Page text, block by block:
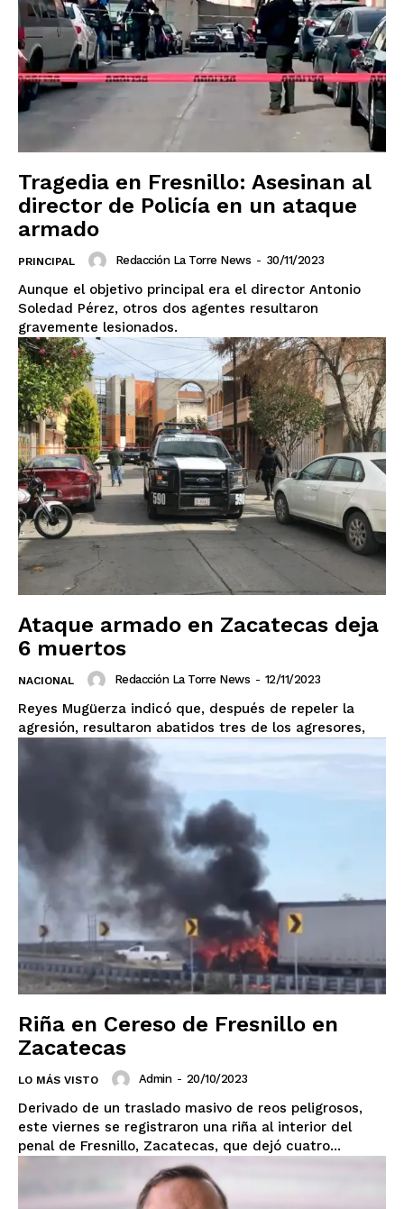
El Suplemento
Estados
Tragedia en Fresnillo: Asesinan al
director de Policía en un ataque
armado
PRINCIPAL Redacción La Torre News - 30/11/2023
Aunque el objetivo principal era el director Antonio
Soledad Pérez, otros dos agentes resultaron
gravemente lesionados.
Ataque armado en Zacatecas deja
6 muertos
NACIONAL Redacción La Torre News - 12/11/2023
Reyes Mugüerza indicó que, después de repeler la
agresión, resultaron abatidos tres de los agresores,
Riña en Cereso de Fresnillo en
Zacatecas
LO MÁS VISTO Admin - 20/10/2023
Derivado de un traslado masivo de reos peligrosos,
este viernes se registraron una riña al interior del
penal de Fresnillo, Zacatecas, que dejó cuatro...